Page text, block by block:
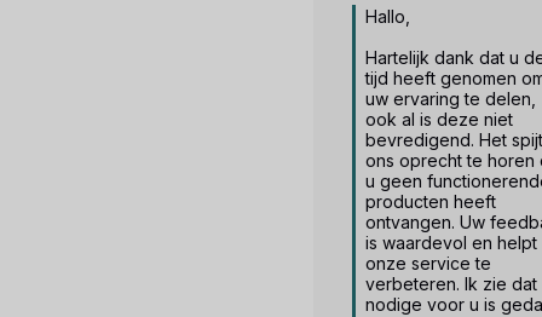
Hallo,
Hartelijk dank dat u
tijd heeft genomen
uw ervaring te delen,
ook al is deze niet
bevredigend. Het spijt
ons oprecht te horen
u geen
producten heeft
ontvangen. Uw
is waardevol en helpt
onze service te
verbeteren. Ik zie dat
nodige voor u is